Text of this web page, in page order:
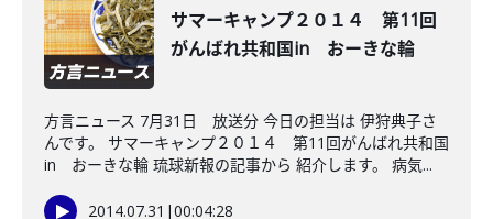
サマーキャンプ２０１４ 第11回
がんばれ共和国in おーきな輪
方言ニュース 7月31日 放送分 今日の担当は 伊狩典子さ
んです。 サマーキャンプ２０１４ 第11回がんばれ共和国
in おーきな輪 琉球新報の記事から 紹介します。 病気...
2014.07.31 |00:04:28